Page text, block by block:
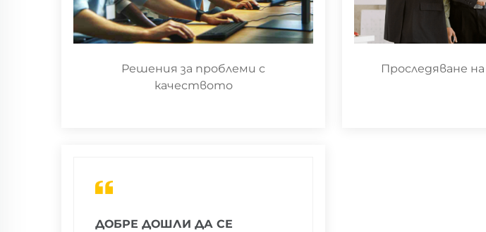
Решения за проблеми с
качеството
Проследяване
ДОБРЕ ДОШЛИ ДА СЕ